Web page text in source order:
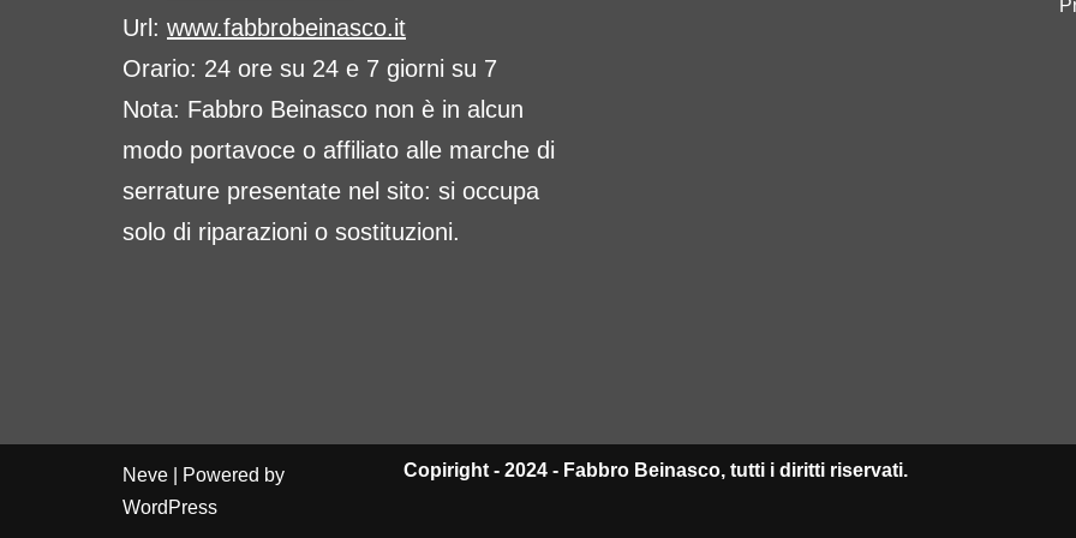
Url: www.fabbrobeinasco.it
Orario: 24 ore su 24 e 7 giorni su 7
Nota: Fabbro Beinasco non è in alcun
modo portavoce o affiliato alle marche di
serrature presentate nel sito: si occupa
solo di riparazioni o sostituzioni.
Neve | Powered by
WordPress
Copiright - 2024 - Fabbro Beinasco, tutti i diritti riservati.